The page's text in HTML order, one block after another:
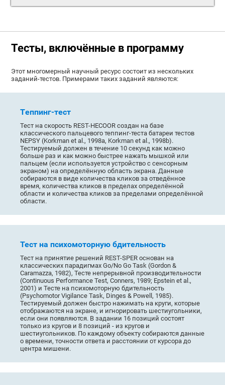
Тесты, включённые в программу
Этот многомерный научный ресурс состоит из нескольких
заданий-тестов. Примерами таких заданий являются:
Tеппинг-тест
Тест на скорость REST-HECOOR создан на базе
классического пальцевого теппинг-теста батареи тестов
NEPSY (Korkman et al., 1998a, Korkman et al., 1998b).
Тестируемый должен в течение 10 секунд как можно
больше раз и как можно быстрее нажать мышкой или
пальцем (если используется устройство с сенсорным
экраном) на определённую область экрана. Данные
собираются в виде количества кликов за отведённое
время, количества кликов в пределах определённой
области и количества кликов за пределами определённой
области.
Тест на психомоторную бдительность
Тест на принятие решений REST-SPER основан на
классических парадигмах Go/No Go Task (Gordon &
Caramazza, 1982), Тесте непрерывной производительности
(Continuous Performance Test, Conners, 1989; Epstein et al.,
2001) и Тесте на психомоторную бдительность
(Psychomotor Vigilance Task, Dinges & Powell, 1985).
Тестируемый должен быстро нажимать на круги, которые
отображаются на экране, и игнорировать шестиугольники,
если они появляются. В задании 16 позиций состоят
только из кругов и 8 позиций - из кругов и
шестиугольников. По каждому объекту собираются данные
о времени, точности ответа и расстоянии от курсора до
центра мишени.